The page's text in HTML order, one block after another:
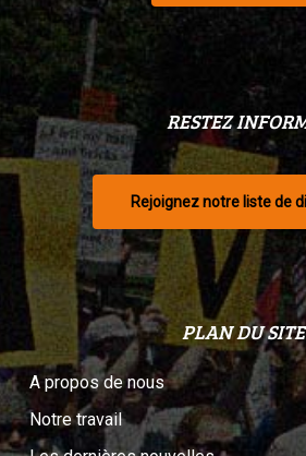
RESTEZ
Rejoignez notre liste de
PLAN DU SITE
A propos de nous
Notre travail